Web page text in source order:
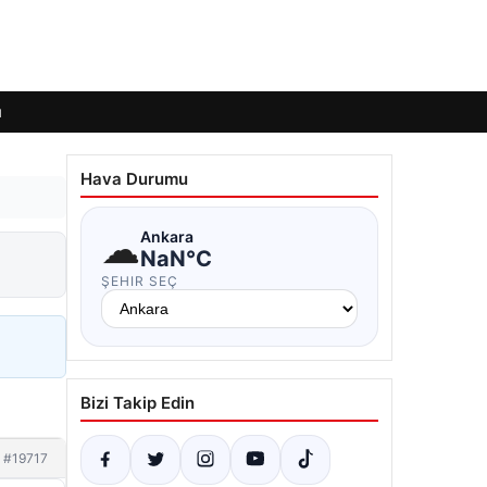
#19717
Hava Durumu
☁Ankara
NaN°C
ŞEHIR SEÇ
Bizi Takip Edin